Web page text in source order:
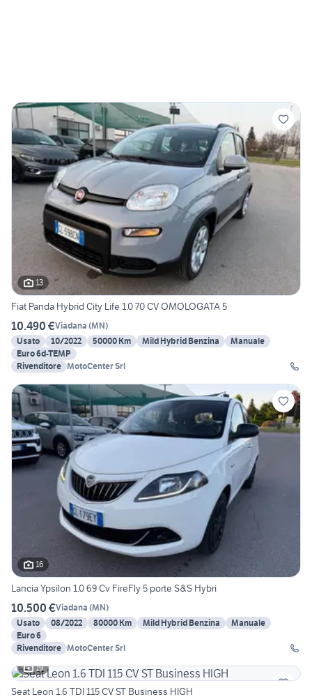
13
Fiat Panda Hybrid City Life 1.0 70 CV OMOLOGATA 5
10.490 €Viadana (MN)
Usato
10/2022 50000 Km Mild Hybrid Benzina
Manuale
Euro 6d-TEMP
Rivenditore MotoCenter Srl
16
Lancia Ypsilon 1.0 69 Cv FireFly 5 porte S&S Hybri
10.500 €Viadana (MN)
Usato
08/2022 80000 Km Mild Hybrid Benzina
Manuale
Euro 6
Rivenditore MotoCenter Srl
19
Seat Leon 1.6 TDI 115 CV ST Business HIGH